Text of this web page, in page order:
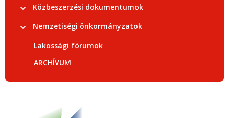
Közbeszerzési dokumentumok
Nemzetiségi önkormányzatok
Lakossági fórumok
ARCHÍVUM